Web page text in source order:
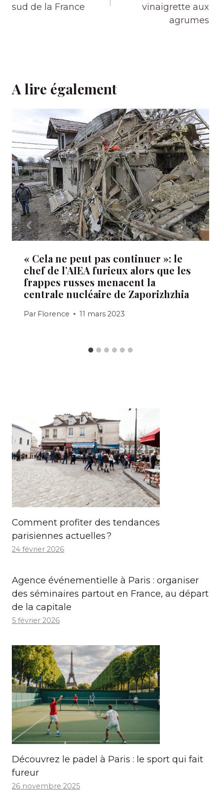
sud de la France
vinaigrette aux
agrumes
A lire également
« Cela ne peut pas continuer »: le
chef de l’AIEA furieux alors que les
frappes russes menacent la
centrale nucléaire de Zaporizhzhia
Par Florence 11 mars 2023
Comment profiter des tendances
parisiennes actuelles ?
24 février 2026
Agence événementielle à Paris : organiser
des séminaires partout en France, au départ
de la capitale
5 février 2026
Découvrez le padel à Paris : le sport qui fait
fureur
26 novembre 2025